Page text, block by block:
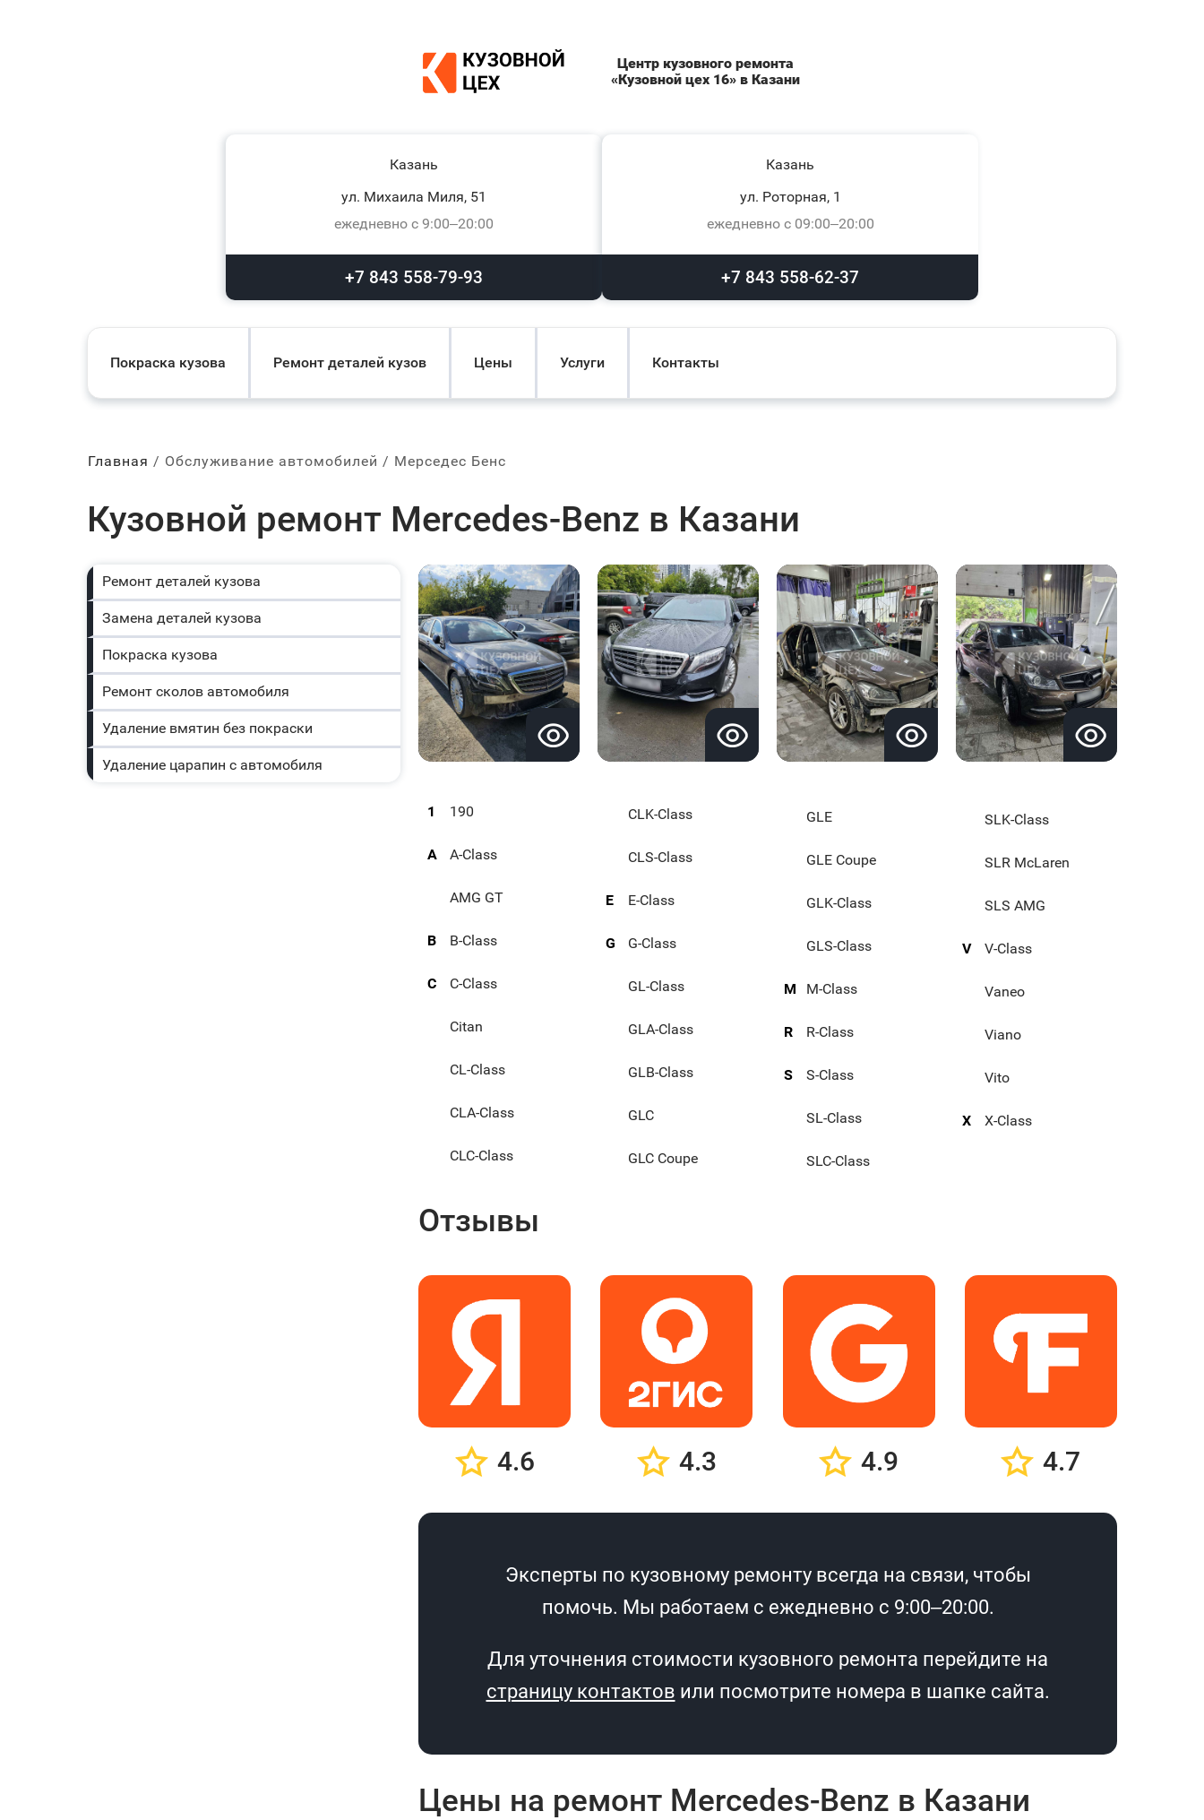
Центр кузовного ремонта
«Кузовной цех 16» в Казани
Казань
ул. Михаила Миля, 51
ежедневно с 9:00–20:00
+7 843 558-79-93
Казань
ул. Роторная, 1
ежедневно с 09:00–20:00
+7 843 558-62-37
Покраска кузова Ремонт деталей кузов Цены Услуги Контакты
Главная Обслуживание автомобилей Мерседес Бенс
Кузовной ремонт Mercedes-Benz в Казани
1 190
A A-Class
AMG GT
B B-Class
C C-Class
Citan
CL-Class
CLA-Class
CLC-Class
CLK-Class
CLS-Class
E E-Class
G G-Class
GL-Class
GLA-Class
GLB-Class
GLC
GLC Coupe
GLE
GLE Coupe
GLK-Class
GLS-Class
M M-Class
R R-Class
S S-Class
SL-Class
SLC-Class
SLK-Class
SLR McLaren
SLS AMG
V V-Class
Vaneo
Viano
Vito
X X-Class
Отзывы
4.6 4.3 4.9 4.7
Эксперты по кузовному ремонту всегда на связи, чтобы
помочь. Мы работаем с ежедневно с 9:00–20:00.
Для уточнения стоимости кузовного ремонта перейдите на
страницу контактов или посмотрите номера в шапке сайта.
Цены на ремонт Mercedes-Benz в Казани
Ремонт деталей кузова
Замена деталей кузова
Покраска кузова
Ремонт сколов автомобиля
Удаление вмятин без покраски
Удаление царапин с автомобиля